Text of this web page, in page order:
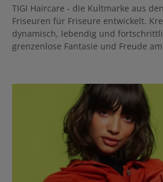
TIGI Haircare - die Kultmarke aus
Friseuren für Friseure entwickelt.
dynamisch, lebendig und
grenzenlose Fantasie und Freude